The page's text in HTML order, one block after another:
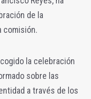
de la
comisión.
la celebración
sobre las
a través de los